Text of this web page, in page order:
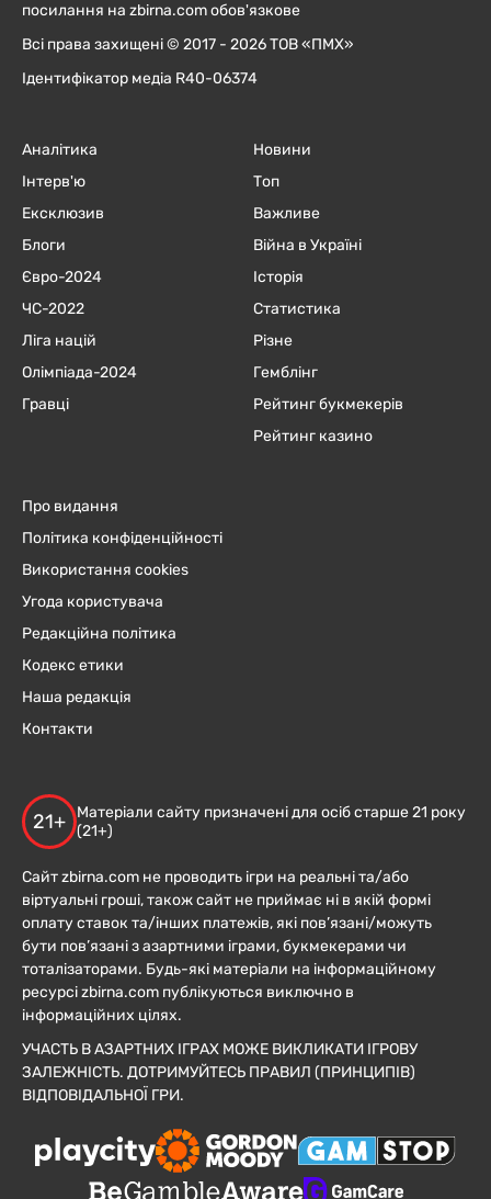
посилання на zbirna.com обов'язкове
Всі права захищені © 2017 - 2026 ТОВ «ПМХ»
Ідентифікатор медіа R40-06374
Аналітика
Інтерв'ю
Ексклюзив
Блоги
Євро-2024
ЧC-2022
Ліга націй
Олімпіада-2024
Гравці
Новини
Топ
Важливе
Війна в Україні
Історія
Статистика
Різне
Гемблінг
Рейтинг букмекерів
Рейтинг казино
Про видання
Політика конфіденційності
Використання cookies
Угода користувача
Редакційна політика
Кодекс етики
Наша редакція
Контакти
21+
Матеріали сайту призначені для осіб старше 21 року
(21+)
Сайт zbirna.com не проводить ігри на реальні та/або
віртуальні гроші, також сайт не приймає ні в якій формі
оплату ставок та/інших платежів, які пов’язані/можуть
бути пов’язані з азартними іграми, букмекерами чи
тоталізаторами. Будь-які матеріали на інформаційному
ресурсі zbirna.com публікуються виключно в
інформаційних цілях.
УЧАСТЬ В АЗАРТНИХ ІГРАХ МОЖЕ ВИКЛИКАТИ ІГРОВУ
ЗАЛЕЖНІСТЬ. ДОТРИМУЙТЕСЬ ПРАВИЛ (ПРИНЦИПІВ)
ВІДПОВІДАЛЬНОЇ ГРИ.